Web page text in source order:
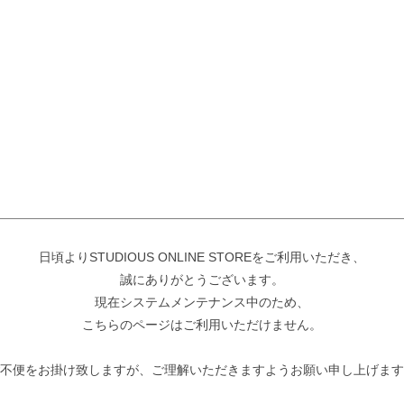
日頃よりSTUDIOUS ONLINE STOREをご利用いただき、
誠にありがとうございます。
現在システムメンテナンス中のため、
こちらのページはご利用いただけません。
便をお掛け致しますが、ご理解いただきますようお願い申し上げま